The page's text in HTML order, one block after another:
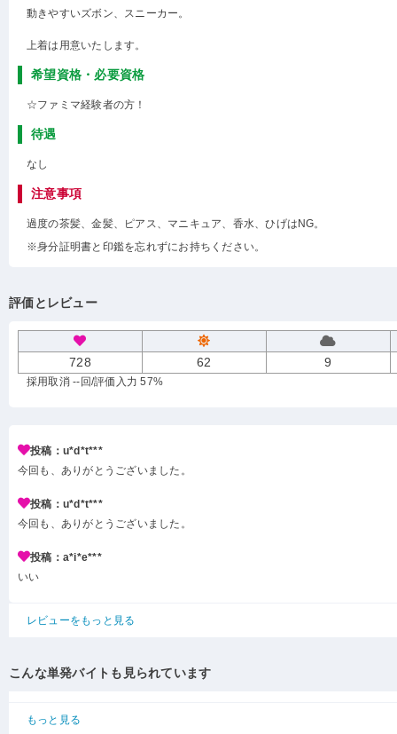
動きやすいズボン、スニーカー。
上着は用意いたします。
希望資格・必要資格
☆ファミマ経験者の方！
待遇
なし
注意事項
過度の茶髪、金髪、ピアス、マニキュア、香水、ひげはNG。
※身分証明書と印鑑を忘れずにお持ちください。
評価とレビュー
728 62 9
採用取消 --回/評価入力 57%
投稿：u*d*t***
今回も、ありがとうございました。
投稿：u*d*t***
今回も、ありがとうございました。
投稿：a*i*e***
いい
レビューをもっと見る
こんな単発バイトも見られています
もっと見る